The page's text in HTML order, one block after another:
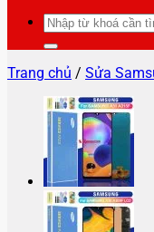
Tìm
kiếm:
Trang chủ / Sửa